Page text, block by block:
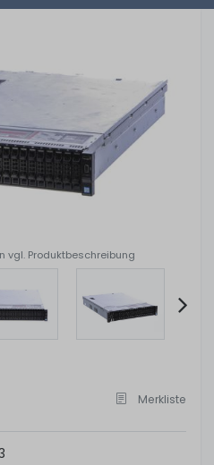
vgl. Produktbeschreibung
Merkliste